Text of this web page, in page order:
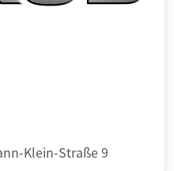
Klein-Straße 9